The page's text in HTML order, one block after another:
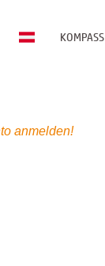
KOMPASS
anmelden!